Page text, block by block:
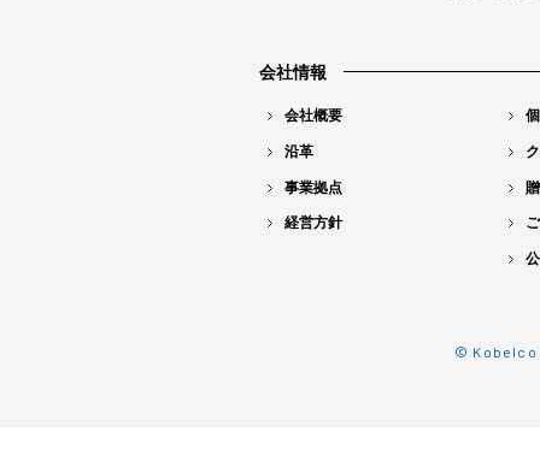
会社情報
会社概要
沿革
事業拠点
経営方針
©